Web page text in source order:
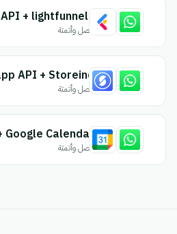
+ lightfunnels
اتصل وأتمتة
API + Storeino
اتصل وأتمتة
Google Calendar
اتصل وأتمتة